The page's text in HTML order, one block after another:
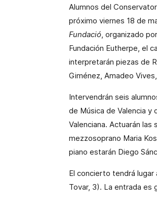
Alumnos del
próximo viernes 18 de
Fundació, organizado
Fundación Eutherpe, el
interpretarán piezas de
Giménez, Amadeo
Intervendrán seis
de Música de Valencia y
Valenciana. Actuarán las
mezzosoprano Maria
piano estarán Diego
El concierto tendrá lugar
Tovar, 3). La entrada es